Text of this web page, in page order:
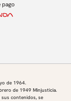
pago
de 1964.
de 1949 Minjusticia.
contenidos, se